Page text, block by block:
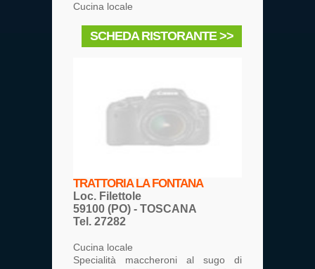
Cucina locale
SCHEDA RISTORANTE >>
TRATTORIA LA FONTANA
Loc. Filettole
59100 (PO) - TOSCANA
Tel. 27282
Cucina locale
Specialità maccheroni al sugo di